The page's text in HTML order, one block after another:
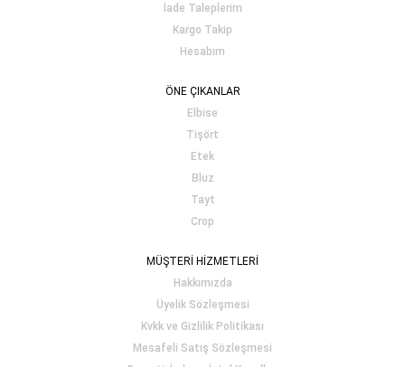
İade Taleplerim
Kargo Takip
Hesabım
ÖNE ÇIKANLAR
Elbise
Tişört
Etek
Bluz
Tayt
Crop
MÜŞTERİ HİZMETLERİ
Hakkımızda
Üyelik Sözleşmesi
Kvkk ve Gizlilik Politikası
Mesafeli Satış Sözleşmesi